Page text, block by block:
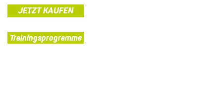
JETZT KAUFEN
Trainingsprogramme